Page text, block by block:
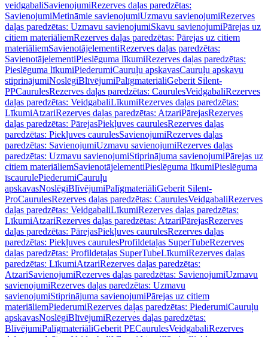
veidgabaliSavienojumiRezerves daļas paredzētas:
SavienojumiMetināmie savienojumiUzmavu savienojumiRezerves
daļas paredzētas: Uzmavu savienojumiSkavu savienojumiPārejas uz
citiem materiāliemRezerves daļas paredzētas: Pārejas uz citiem
materiāliemSavienotājelementiRezerves daļas paredzētas:
SavienotājelementiPieslēguma līkumiRezerves daļas paredzētas:
Pieslēguma līkumiPiederumiCauruļu apskavasCauruļu apskavu
stiprinājumiNoslēgiBlīvējumiPalīgmateriāliGeberit Silent-
PPCaurulesRezerves daļas paredzētas: CaurulesVeidgabaliRezerves
daļas paredzētas: VeidgabaliLīkumiRezerves daļas paredzētas:
LīkumiAtzariRezerves daļas paredzētas: AtzariPārejasRezerves
daļas paredzētas: PārejasPiekļuves caurulesRezerves daļas
paredzētas: Piekļuves caurulesSavienojumiRezerves daļas
paredzētas: SavienojumiUzmavu savienojumiRezerves daļas
paredzētas: Uzmavu savienojumiStiprinājuma savienojumiPārejas uz
citiem materiāliemSavienotājelementiPieslēguma līkumiPieslēguma
īscaurulePiederumiCauruļu
apskavasNoslēgiBlīvējumiPalīgmateriāliGeberit Silent-
ProCaurulesRezerves daļas paredzētas: CaurulesVeidgabaliRezerves
daļas paredzētas: VeidgabaliLīkumiRezerves daļas paredzētas:
LīkumiAtzariRezerves daļas paredzētas: AtzariPārejasRezerves
daļas paredzētas: PārejasPiekļuves caurulesRezerves daļas
paredzētas: Piekļuves caurulesProfildetaļas SuperTubeRezerves
daļas paredzētas: Profildetaļas SuperTubeLīkumiRezerves daļas
paredzētas: LīkumiAtzariRezerves daļas paredzētas:
AtzariSavienojumiRezerves daļas paredzētas: SavienojumiUzmavu
savienojumiRezerves daļas paredzētas: Uzmavu
savienojumiStiprinājuma savienojumiPārejas uz citiem
materiāliemPiederumiRezerves daļas paredzētas: PiederumiCauruļu
apskavasNoslēgiBlīvējumiRezerves daļas paredzētas:
BlīvējumiPalīgmateriāliGeberit PECaurulesVeidgabaliRezerves